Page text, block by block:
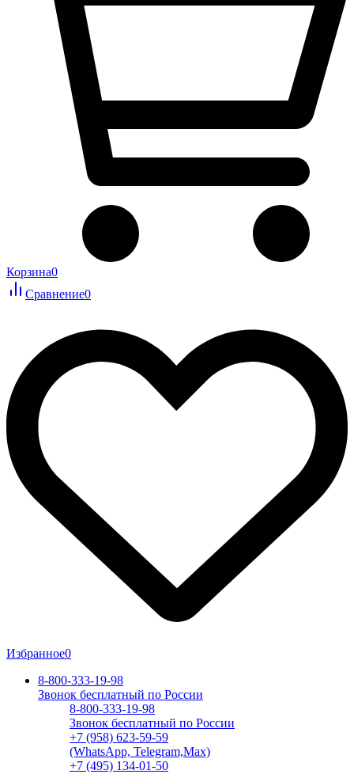
Корзина0
Сравнение0
Избранное0
8-800-333-19-98
Звонок бесплатный по России
8-800-333-19-98
Звонок бесплатный по России
+7 (958) 623-59-59
(WhatsApp, Telegram,Max)
+7 (495) 134-01-50